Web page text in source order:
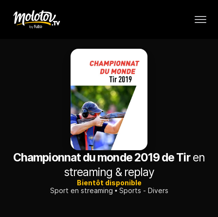
Championnat du monde 2019 de Tiren
streaming & replay
Bientôt disponible
Sport en streaming
Sports - Divers